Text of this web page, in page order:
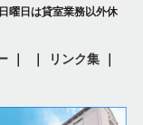
曜日は貸室業務以外休
リンク集